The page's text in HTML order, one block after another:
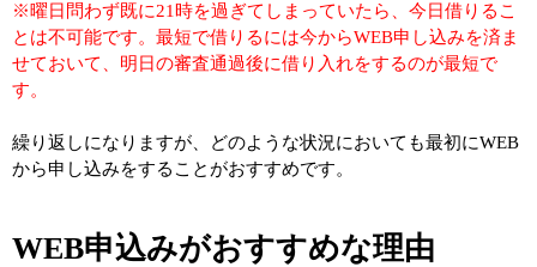
※曜日問わず既に21時を過ぎてしまっていたら、今日借りるこ
とは不可能です。最短で借りるには今からWEB申し込みを済ま
せておいて、明日の審査通過後に借り入れをするのが最短で
す。
繰り返しになりますが、どのような状況においても最初にWEB
から申し込みをすることがおすすめです。
WEB申込みがおすすめな理由